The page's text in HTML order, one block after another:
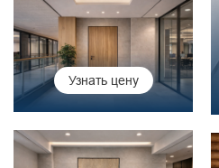
Узнать цену